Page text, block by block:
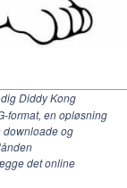
Diddy Kong
format, en opløsning
downloade og
det online